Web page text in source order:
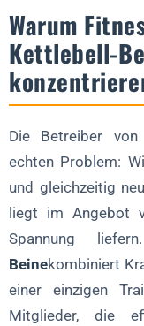
Warum
Kettlebell-
Die Betreiber
echten Problem:
und gleichzeitig
liegt im Angebot
Spannung
Beinekombiniert
einer einzigen
Mitglieder, die